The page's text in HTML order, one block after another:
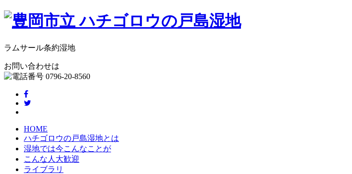
ラムサール条約湿地
お問い合わせは
HOME
ハチゴロウの戸島湿地とは
湿地では今こんなことが
こんな人大歓迎
ライブラリ